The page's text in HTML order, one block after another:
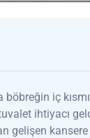
iç
ihtiyacı